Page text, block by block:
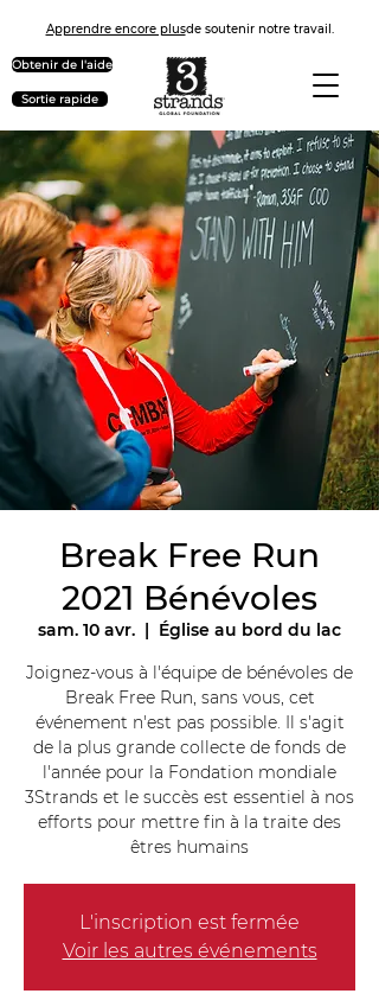
Apprendre encore plusde soutenir notre travail.
Obtenir de l'aide
Sortie rapide
Break Free Run
2021 Bénévoles
sam. 10 avr.
  |
Église au bord du lac
Joignez-vous à l'équipe de bénévoles de
Break Free Run, sans vous, cet
événement n'est pas possible. Il s'agit
de la plus grande collecte de fonds de
l'année pour la Fondation mondiale
3Strands et le succès est essentiel à nos
efforts pour mettre fin à la traite des
êtres humains
L'inscription est fermée
Voir les autres événements